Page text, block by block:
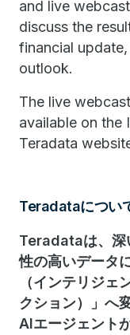
and live
discuss the
financial
outlook.
The live
available on the
Teradata
Teradataについ
Teradataは、深
性の高いデータ
（インテリジェ
クション）」へ
AIエージェント